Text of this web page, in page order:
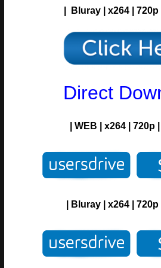
| Bluray | x264 | 720p
Direct
WEB | x264 | 720p |
| Bluray | x264 | 720p